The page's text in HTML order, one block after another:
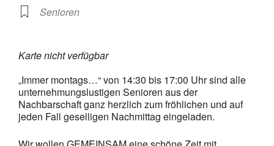
Senioren
Karte nicht verfügbar
„Immer montags…“ von 14:30 bis 17:00 Uhr sind alle
unternehmungslustigen Senioren aus der
Nachbarschaft ganz herzlich zum fröhlichen und auf
jeden Fall geselligen Nachmittag eingeladen.